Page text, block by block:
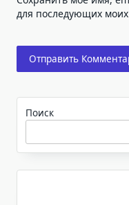
для последующих
Поиск